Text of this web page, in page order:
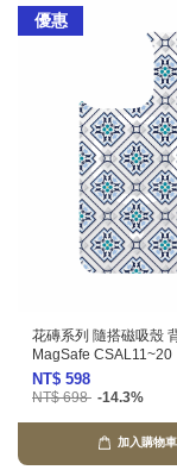
優惠
花磚系列 隨搭磁吸殼
MagSafe CSAL11~20
NT$ 598
NT$ 698 -14.3%
加入購物車